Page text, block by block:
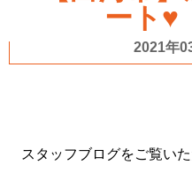
ート♥
2021年
スタッフブログをご覧い